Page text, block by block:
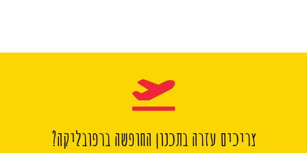
צריכים עזרה בתכנון החופשה ברפובליקה?